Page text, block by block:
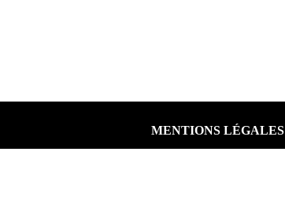
MENTIONS LÉGALES